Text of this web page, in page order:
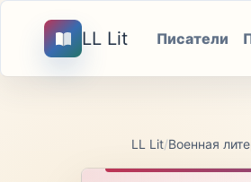
LL Lit Писатели
LL Lit/Военная